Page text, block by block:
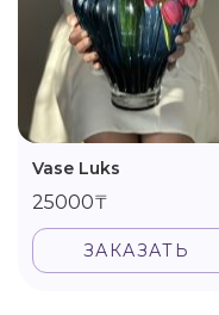
Vase Luks
25000₸
ЗАКАЗАТЬ